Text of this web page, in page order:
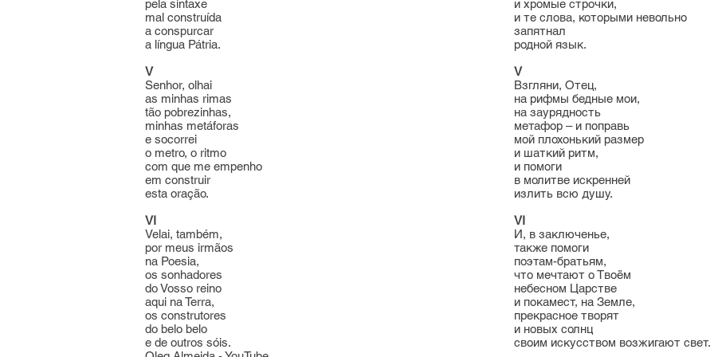
pela sintaxe
mal construída
a conspurcar
a língua Pátria.
V
Senhor, olhai
as minhas rimas
tão pobrezinhas,
minhas metáforas
e socorrei
o metro, o ritmo
com que me empenho
em construir
esta oração.
VI
Velai, também,
por meus irmãos
na Poesia,
os sonhadores
do Vosso reino
aqui na Terra,
os construtores
do belo belo
e de outros sóis.
и хромые строчки,
и те слова, которыми невольно
запятнал
родной язык.
V
Взгляни, Отец,
на рифмы бедные мои,
на заурядность
метафор – и поправь
мой плохонький размер
и шаткий ритм,
и помоги
в молитве искренней
излить всю душу.
VI
И, в заключенье,
также помоги
поэтам-братьям,
что мечтают о Твоём
небесном Царстве
и покамест, на Земле,
прекрасное творят
и новых солнц
своим искусством возжигают свет.